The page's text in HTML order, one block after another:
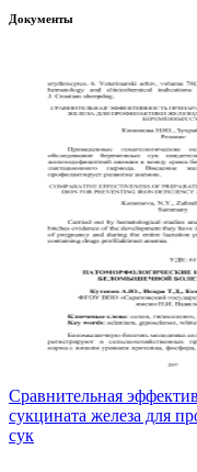
Документы
Сравнительная
сукцината железа для
сук